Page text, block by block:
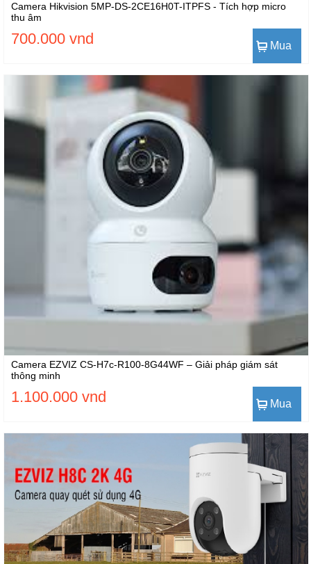
Camera Hikvision 5MP-DS-2CE16H0T-ITPFS - Tích hợp micro
thu âm
700.000 vnd Mua
Camera EZVIZ CS-H7c-R100-8G44WF – Giải pháp giám sát
thông minh
1.100.000 vnd Mua